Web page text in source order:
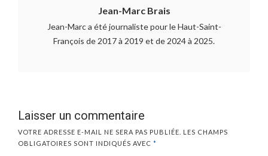
Jean-Marc Brais
Jean-Marc a été journaliste pour le Haut-Saint-
François de 2017 à 2019 et de 2024 à 2025.
Laisser un commentaire
VOTRE ADRESSE E-MAIL NE SERA PAS PUBLIÉE.
LES CHAMPS
OBLIGATOIRES SONT INDIQUÉS AVEC *